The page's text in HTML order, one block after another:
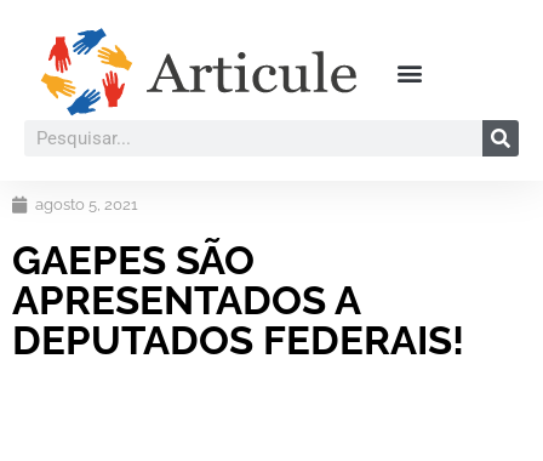
agosto 5, 2021
GAEPES SÃO
APRESENTADOS A
DEPUTADOS FEDERAIS!